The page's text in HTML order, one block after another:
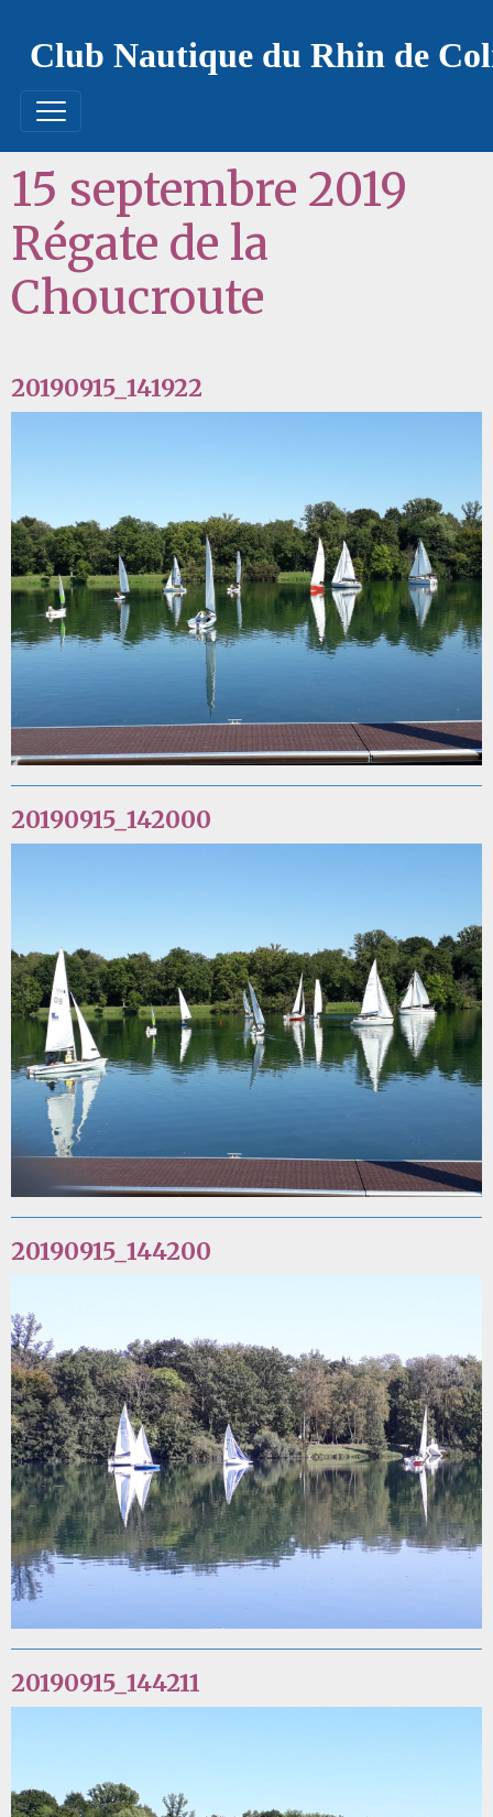
Club Nautique du Rhin de
15 septembre 2019
Régate de la
Choucroute
20190915_141922
20190915_142000
20190915_144200
20190915_144211